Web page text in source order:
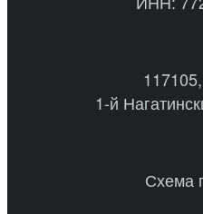
1-й
Схема